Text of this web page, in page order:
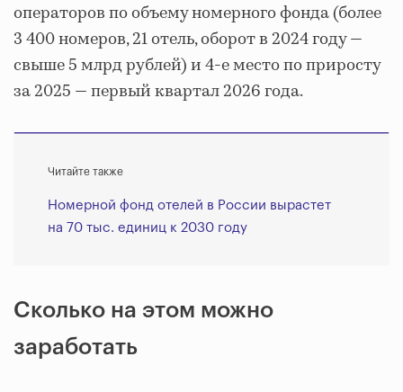
операторов по объему номерного фонда (более
3 400 номеров, 21 отель, оборот в 2024 году —
свыше 5 млрд рублей) и 4-е место по приросту
за 2025 — первый квартал 2026 года.
Читайте также
Номерной фонд отелей в России вырастет
на 70 тыс. единиц к 2030 году
Сколько на этом можно
заработать